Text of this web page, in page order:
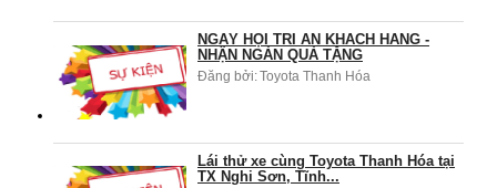
NGÀY HỘI TRI ÂN KHÁCH HÀNG -
NHẬN NGÀN QUÀ TẶNG
Đăng bởi:Toyota Thanh Hóa
Lái thử xe cùng Toyota Thanh Hóa tại
TX Nghi Sơn, Tĩnh...